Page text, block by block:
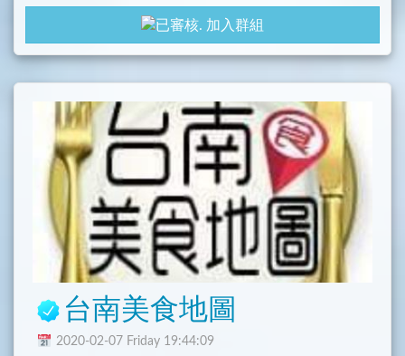
1. 討論澳門旅遊相關問題、行程討論及澳門旅遊趣
事，請記得禮貌性發問
2. 澳門遊記、食記或住宿分享
5. 換匯心得、優惠
6. 記得加上類別，例如 #美食 #旅遊 等，方便後面使
用者查詢
本群禁止討論無關話題
加入群組
台南美食地圖
2020-02-07 Friday 19:44:09